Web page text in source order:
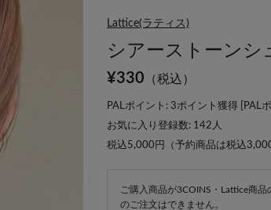
Lattice(ラティス)
シアーストーンシ
¥330 （税込）
PALポイント: 3ポイント獲得 [ PAL
お気に入り登録数: 142 人
税込5,000円（予約商品は税込
ご購入商品が3COINS・Lattice商
のご注文はできません。